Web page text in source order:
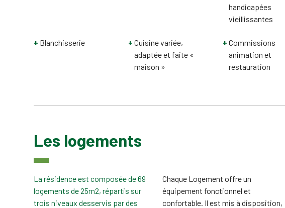
handicapées
vieillissantes
Blanchisserie
Cuisine variée,
adaptée et faite «
maison »
Commissions
animation et
restauration
Les logements
La résidence est composée de 69
logements de 25m2, répartis sur
trois niveaux desservis par des
Chaque Logement offre un
équipement fonctionnel et
confortable. Il est mis à disposition,